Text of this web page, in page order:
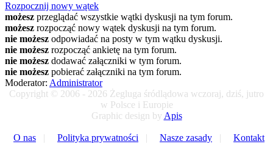
Rozpocznij nowy wątek
możesz przeglądać wszystkie wątki dyskusji na tym forum.
możesz rozpocząć nowy wątek dyskusji na tym forum.
nie możesz odpowiadać na posty w tym wątku dyskusji.
nie możesz rozpocząć ankietę na tym forum.
nie możesz dodawać załączniki w tym forum.
nie możesz pobierać załączniki na tym forum.
Moderator: Administrator
Copyright © 2006 - 2026 Żegluga śródlądowa wczoraj, dziś, jutro
w Polsce i Europie
Graphic design by Apis
O nas | Polityka prywatności | Nasze zasady | Kontakt